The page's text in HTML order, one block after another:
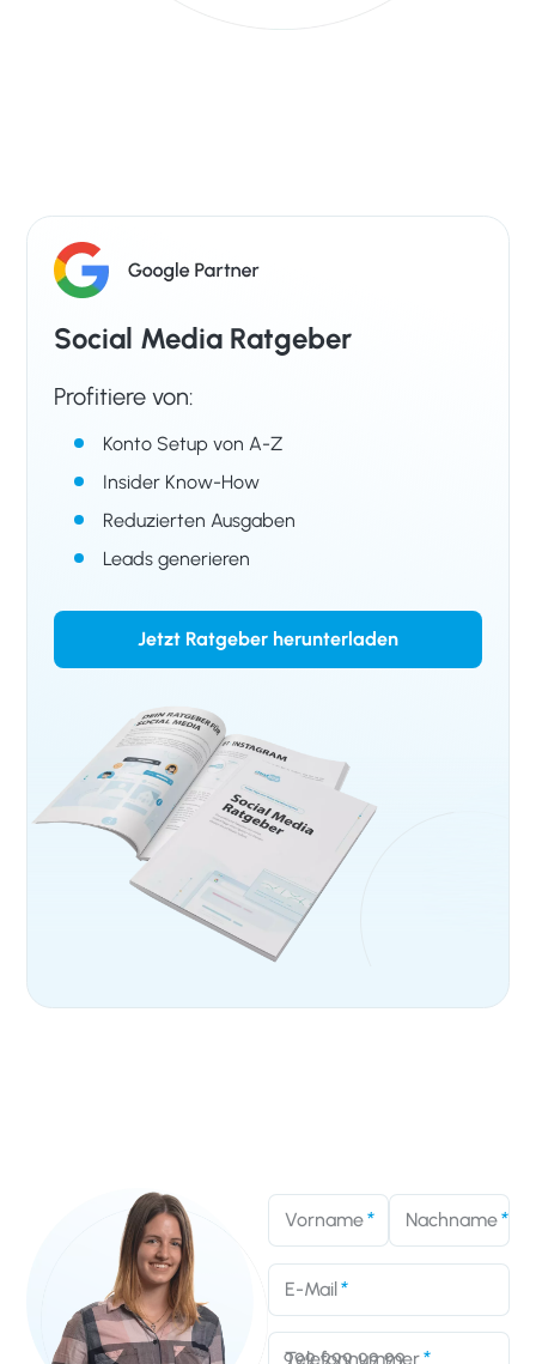
Social Media Ratgeber
Profitiere von:
Konto Setup von A-Z
Insider Know-How
Reduzierten Ausgaben
Leads generieren
Jetzt Ratgeber herunterladen
Vorname Nachname
E-Mail
Telefonnummer